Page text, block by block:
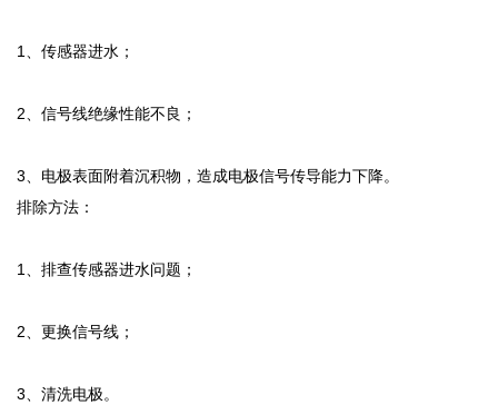
1、传感器进水；
2、信号线绝缘性能不良；
3、电极表面附着沉积物，造成电极信号传导能力下降。
排除方法：
1、排查传感器进水问题；
2、更换信号线；
3、清洗电极。